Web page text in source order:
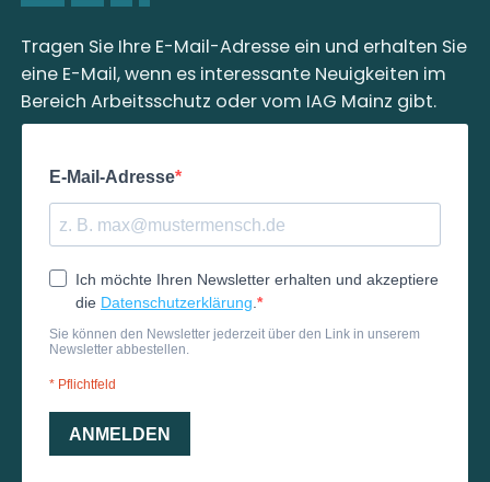
Tragen Sie Ihre E-Mail-Adresse ein und erhalten Sie
eine E-Mail, wenn es interessante Neuigkeiten im
Bereich Arbeitsschutz oder vom IAG Mainz gibt.